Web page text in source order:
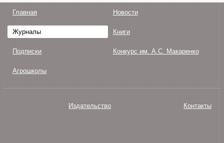
Главная Новости
Журналы Книги
Подписки Конкурс им. А.С. Макаренко
Агрошколы
Издательство Контакты